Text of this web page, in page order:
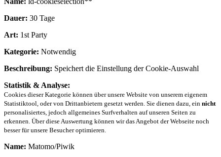
Dauer: 30 Tage
Art: 1st Party
Kategorie: Notwendig
Beschreibung: Speichert die Einstellung der Cookie-Auswahl
Statistik & Analyse:
Cookies dieser Kategorie können über unsere Website von unserem eigenem
Statistiktool, oder von Drittanbietern gesetzt werden. Sie dienen dazu, ein nicht
personalisiertes, jedoch allgemeines Surfverhalten auf unseren Seiten zu
erkennen. Über diese Auswertung können wir das Angebot der Webseite noch
besser für unsere Besucher optimieren.
Name: Matomo/Piwik